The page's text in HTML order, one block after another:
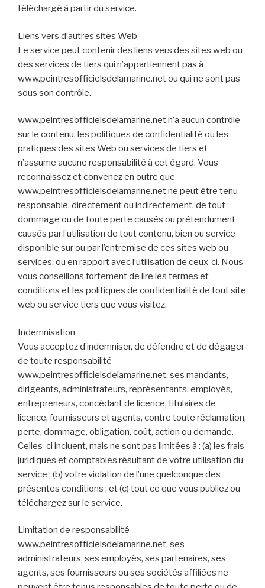
téléchargé à partir du service.
Liens vers d’autres sites Web
Le service peut contenir des liens vers des sites web ou
des services de tiers qui n’appartiennent pas à
www.peintresofficielsdelamarine.net ou qui ne sont pas
sous son contrôle.
www.peintresofficielsdelamarine.net n’a aucun contrôle
sur le contenu, les politiques de confidentialité ou les
pratiques des sites Web ou services de tiers et
n’assume aucune responsabilité à cet égard. Vous
reconnaissez et convenez en outre que
www.peintresofficielsdelamarine.net ne peut être tenu
responsable, directement ou indirectement, de tout
dommage ou de toute perte causés ou prétendument
causés par l’utilisation de tout contenu, bien ou service
disponible sur ou par l’entremise de ces sites web ou
services, ou en rapport avec l’utilisation de ceux-ci. Nous
vous conseillons fortement de lire les termes et
conditions et les politiques de confidentialité de tout site
web ou service tiers que vous visitez.
Indemnisation
Vous acceptez d’indemniser, de défendre et de dégager
de toute responsabilité
www.peintresofficielsdelamarine.net, ses mandants,
dirigeants, administrateurs, représentants, employés,
entrepreneurs, concédant de licence, titulaires de
licence, fournisseurs et agents, contre toute réclamation,
perte, dommage, obligation, coût, action ou demande.
Celles-ci incluent, mais ne sont pas limitées à : (a) les frais
juridiques et comptables résultant de votre utilisation du
service ; (b) votre violation de l’une quelconque des
présentes conditions ; et (c) tout ce que vous publiez ou
téléchargez sur le service.
Limitation de responsabilité
www.peintresofficielsdelamarine.net, ses
administrateurs, ses employés, ses partenaires, ses
agents, ses fournisseurs ou ses sociétés affiliées ne